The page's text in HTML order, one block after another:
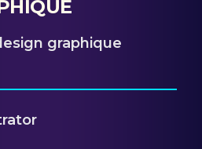
graphique